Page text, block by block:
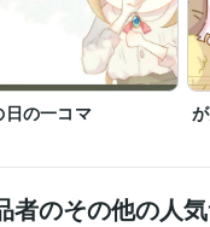
日の一コマ
者のその他の人